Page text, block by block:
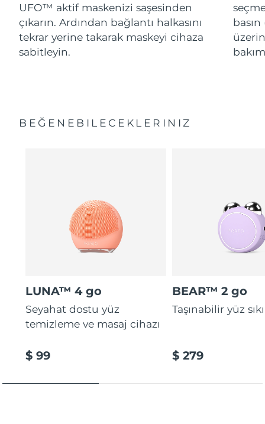
UFO™ aktif maskenizi saşesinden
çıkarın. Ardından bağlantı halkasını
tekrar yerine takarak maskeyi cihaza
sabitleyin.
BEĞENEBILECEKLERINIZ
LUNA™ 4 go
Seyahat dostu yüz
temizleme ve masaj cihazı
$ 99
BEAR™ 2 go
Taşınabilir yüz
$ 279